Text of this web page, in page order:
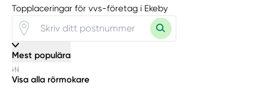
Topplaceringar för vvs-företag i Ekeby
Mest populära
Visa alla rörmokare